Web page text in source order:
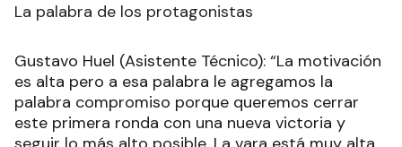
La palabra de los protagonistas
Gustavo Huel (Asistente Técnico): “La motivación
es alta pero a esa palabra le agregamos la
palabra compromiso porque queremos cerrar
este primera ronda con una nueva victoria y